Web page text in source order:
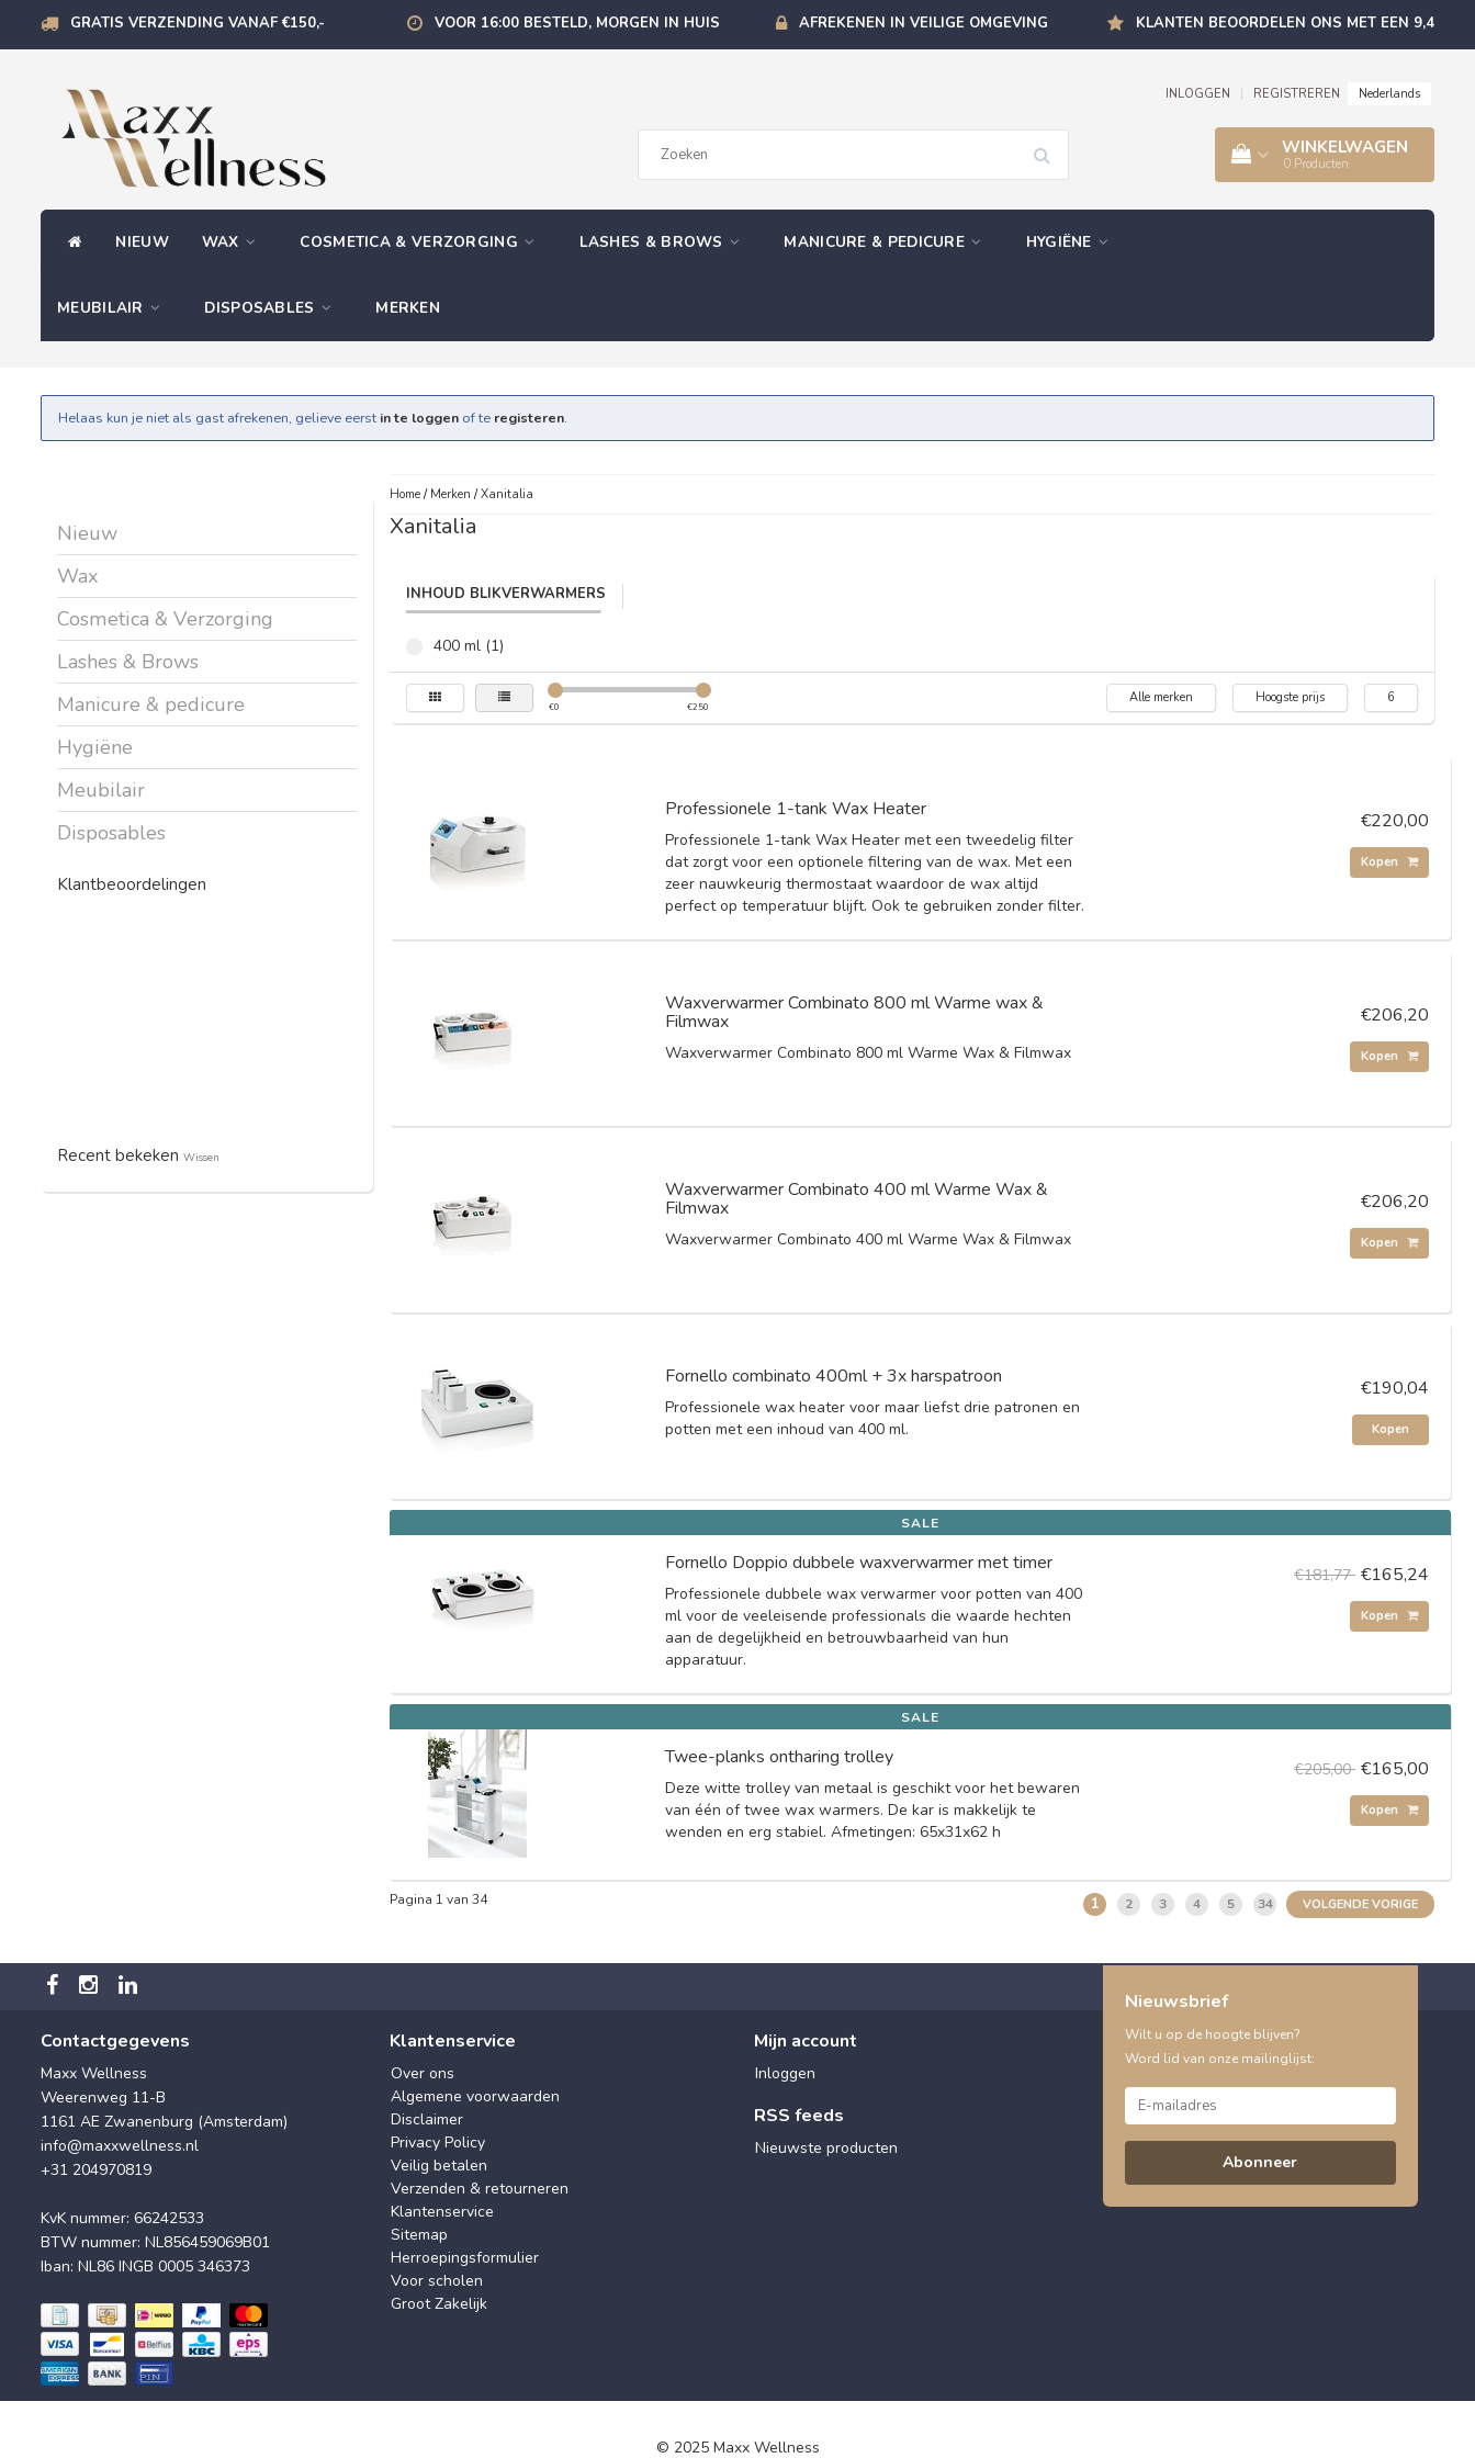
GRATIS VERZENDING VANAF €150,- VOOR 16:00 BESTELD, MORGEN IN HUIS AFREKENEN IN VEILIGE OMGEVING KLANTEN BEOORDELEN ONS MET EEN 9,4
INLOGGEN REGISTREREN Nederlands
WINKELWAGEN
0 Producten
NIEUW WAX COSMETICA & VERZORGING LASHES & BROWS MANICURE & PEDICURE HYGIËNE
MEUBILAIR DISPOSABLES MERKEN
Helaas kun je niet als gast afrekenen, gelieve eerst in te loggen of te registeren.
Nieuw
Wax
Cosmetica & Verzorging
Lashes & Brows
Manicure & pedicure
Hygiëne
Meubilair
Disposables
Klantbeoordelingen
Recent bekeken Wissen
Home/ Merken /Xanitalia
Xanitalia
INHOUD BLIKVERWARMERS
400 ml (1)
€0 €250
Alle merken Hoogste prijs 6
Professionele 1-tank Wax Heater
Professionele 1-tank Wax Heater met een tweedelig filter
dat zorgt voor een optionele filtering van de wax. Met een
zeer nauwkeurig thermostaat waardoor de wax altijd
perfect op temperatuur blijft. Ook te gebruiken zonder filter.
€220,00
Kopen
Waxverwarmer Combinato 800 ml Warme wax &
Filmwax
Waxverwarmer Combinato 800 ml Warme Wax & Filmwax
€206,20
Kopen
Waxverwarmer Combinato 400 ml Warme Wax &
Filmwax
Waxverwarmer Combinato 400 ml Warme Wax & Filmwax
€206,20
Kopen
Fornello combinato 400ml + 3x harspatroon
Professionele wax heater voor maar liefst drie patronen en
potten met een inhoud van 400 ml.
€190,04
Kopen
SALE
Fornello Doppio dubbele waxverwarmer met timer
Professionele dubbele wax verwarmer voor potten van 400
ml voor de veeleisende professionals die waarde hechten
aan de degelijkheid en betrouwbaarheid van hun
apparatuur.
€181,77 €165,24
Kopen
SALE
Twee-planks ontharing trolley
Deze witte trolley van metaal is geschikt voor het bewaren
van één of twee wax warmers. De kar is makkelijk te
wenden en erg stabiel. Afmetingen: 65x31x62 h
€205,00 €165,00
Kopen
Pagina 1 van 34 1 2 3 4 5 34 VOLGENDE VORIGE
Contactgegevens
Maxx Wellness
Weerenweg 11-B
1161 AE Zwanenburg (Amsterdam)
info@maxxwellness.nl
+31 204970819
KvK nummer: 66242533
BTW nummer: NL856459069B01
Iban: NL86 INGB 0005 346373
Klantenservice
Over ons
Algemene voorwaarden
Disclaimer
Privacy Policy
Veilig betalen
Verzenden & retourneren
Klantenservice
Sitemap
Herroepingsformulier
Voor scholen
Groot Zakelijk
Mijn account
Inloggen
RSS feeds
Nieuwste producten
Nieuwsbrief
Wilt u op de hoogte blijven?
Word lid van onze mailinglijst:
Abonneer
© 2025 Maxx Wellness